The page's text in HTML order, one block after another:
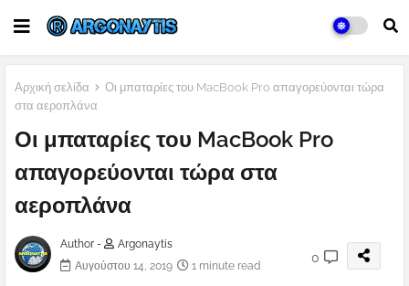
Αρχική σελίδα
Οι μπαταρίες του MacBook Pro απαγορεύονται τώρα
στα αεροπλάνα
Οι μπαταρίες του MacBook Pro
απαγορεύονται τώρα στα
αεροπλάνα
Author -
Argonaytis
Αυγούστου 14, 2019
1 minute read
0